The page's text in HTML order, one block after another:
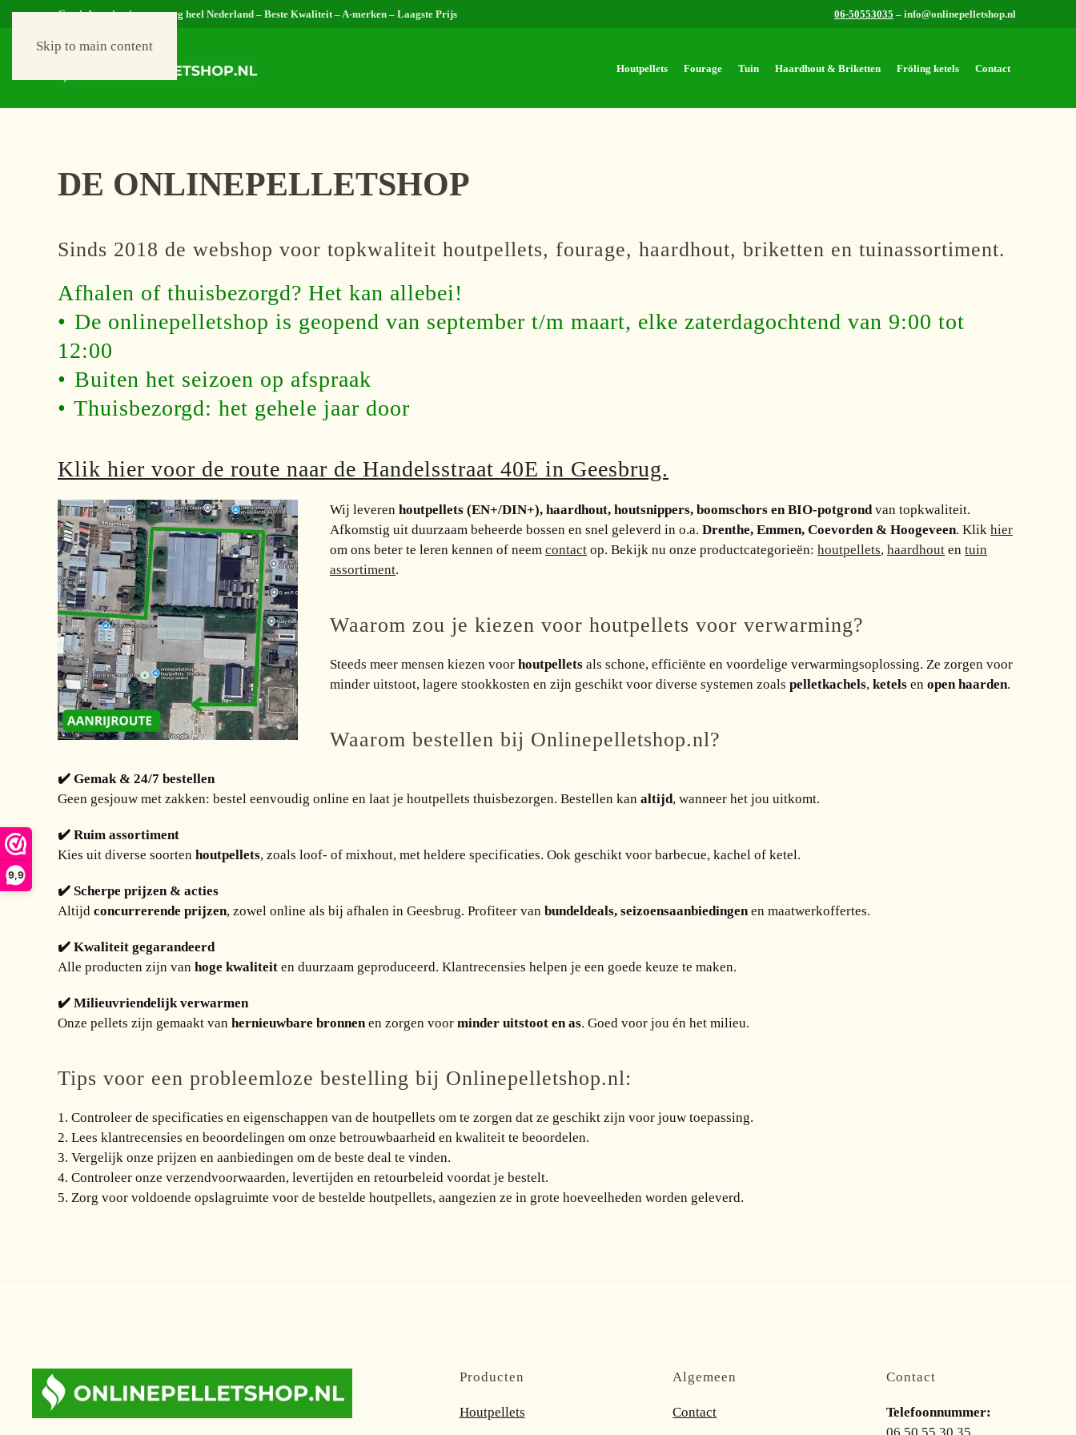
9,9
Skip to main content
Gratis levering in nagenoeg heel Nederland – Beste Kwaliteit – A-merken – Laagste Prijs 06-50553035 – info@onlinepelletshop.nl
Houtpellets Fourage Tuin Haardhout & Briketten Fröling ketels Contact
DE ONLINEPELLETSHOP
Sinds 2018 de webshop voor topkwaliteit houtpellets, fourage, haardhout, briketten en tuinassortiment.
Afhalen of thuisbezorgd? Het kan allebei!
•⁠ ⁠De onlinepelletshop is geopend van september t/m maart, elke zaterdagochtend van 9:00 tot
12:00
•⁠ ⁠Buiten het seizoen op afspraak
•⁠ ⁠Thuisbezorgd: het gehele jaar door
Klik hier voor de route naar de Handelsstraat 40E in Geesbrug.
Wij leveren houtpellets (EN+/DIN+), haardhout, houtsnippers, boomschors en BIO-potgrondvan topkwaliteit.
Afkomstig uit duurzaam beheerde bossen en snel geleverd in o.a. Drenthe, Emmen, Coevorden & Hoogeveen. Klik hier
om ons beter te leren kennen of neem contact op. Bekijk nu onze productcategorieën: houtpellets, haardhout en tuin
assortiment.
Waarom zou je kiezen voor houtpellets voor verwarming?
Steeds meer mensen kiezen voor houtpellets als schone, efficiënte en voordelige verwarmingsoplossing. Ze zorgen voor
minder uitstoot, lagere stookkosten en zijn geschikt voor diverse systemen zoals pelletkachels, ketels en open haarden.
Waarom bestellen bij Onlinepelletshop.nl?
✔️ Gemak & 24/7 bestellen
Geen gesjouw met zakken: bestel eenvoudig online en laat je houtpellets thuisbezorgen. Bestellen kan altijd, wanneer het jou uitkomt.
✔️ Ruim assortiment
Kies uit diverse soorten houtpellets, zoals loof- of mixhout, met heldere specificaties. Ook geschikt voor barbecue, kachel of ketel.
✔️ Scherpe prijzen & acties
Altijd concurrerende prijzen, zowel online als bij afhalen in Geesbrug. Profiteer van bundeldeals, seizoensaanbiedingenen maatwerkoffertes.
✔️ Kwaliteit gegarandeerd
Alle producten zijn van hoge kwaliteit en duurzaam geproduceerd. Klantrecensies helpen je een goede keuze te maken.
✔️ Milieuvriendelijk verwarmen
Onze pellets zijn gemaakt van hernieuwbare bronnenen zorgen voor minder uitstoot en as. Goed voor jou én het milieu.
Tips voor een probleemloze bestelling bij Onlinepelletshop.nl:
1. Controleer de specificaties en eigenschappen van de houtpellets om te zorgen dat ze geschikt zijn voor jouw toepassing.
2. Lees klantrecensies en beoordelingen om onze betrouwbaarheid en kwaliteit te beoordelen.
3. Vergelijk onze prijzen en aanbiedingen om de beste deal te vinden.
4. Controleer onze verzendvoorwaarden, levertijden en retourbeleid voordat je bestelt.
5. Zorg voor voldoende opslagruimte voor de bestelde houtpellets, aangezien ze in grote hoeveelheden worden geleverd.
Producten
Houtpellets
Algemeen
Contact
Contact
Telefoonnummer: